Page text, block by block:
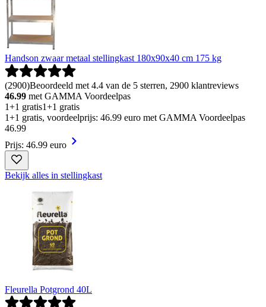
Handson zwaar metaal stellingkast 180x90x40 cm 175 kg
(2900)Beoordeeld met 4.4 van de 5 sterren, 2900 klantreviews
46.99 met GAMMA Voordeelpas
1+1 gratis1+1 gratis
1+1 gratis, voordeelprijs: 46.99 euro met GAMMA Voordeelpas
46.99
Prijs: 46.99 euro
Bekijk alles in stellingkast
Fleurella Potgrond 40L